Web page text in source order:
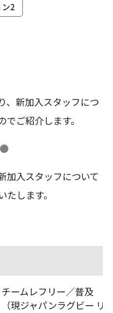
2
、新加入スタッフにつ
ご紹介します。
●
加入スタッフについて
します。
チームレフリー／普及
（現ジャパンラグビー